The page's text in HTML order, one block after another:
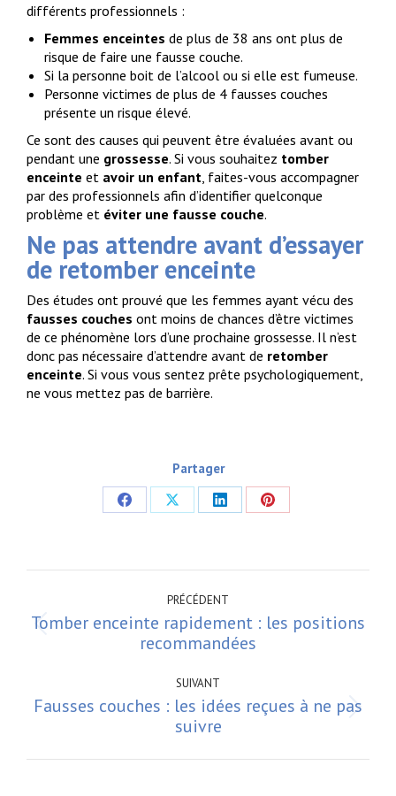
différents professionnels :
Femmes enceintes de plus de 38 ans ont plus de
risque de faire une fausse couche.
Si la personne boit de l’alcool ou si elle est fumeuse.
Personne victimes de plus de 4 fausses couches
présente un risque élevé.
Ce sont des causes qui peuvent être évaluées avant ou
pendant une grossesse. Si vous souhaitez tomber
enceinte et avoir un enfant, faites-vous accompagner
par des professionnels afin d’identifier quelconque
problème et éviter une fausse couche.
Ne pas attendre avant d’essayer
de retomber enceinte
Des études ont prouvé que les femmes ayant vécu des
fausses couches ont moins de chances d’être victimes
de ce phénomène lors d’une prochaine grossesse. Il n’est
donc pas nécessaire d’attendre avant de retomber
enceinte. Si vous vous sentez prête psychologiquement,
ne vous mettez pas de barrière.
Partager
Partager
Facebook
Partager
X
Partager
LinkedIn
Partager
Pinterest
Navigation
PRÉCÉDENT
Article
précédent
Tomber enceinte rapidement : les positions
recommandées
SUIVANT
Article
suivant
Fausses couches : les idées reçues à ne pas
suivre